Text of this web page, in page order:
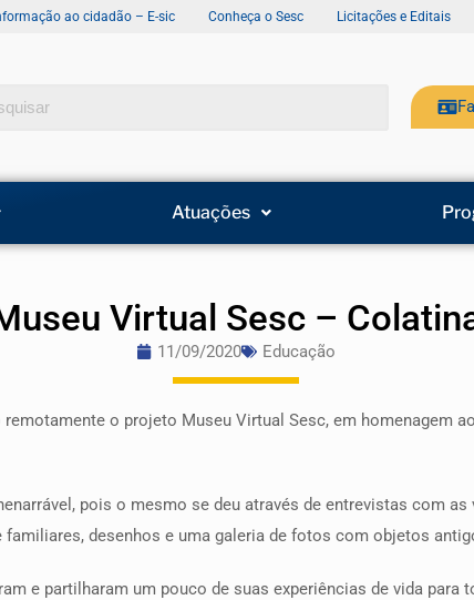
ao cidadão – E-sic Conheça o Sesc Licitações e Editais
Atuações
Virtual Sesc –
11/09/2020 Educação
o projeto Museu Virtual Sesc, em homenagem
pois o mesmo se deu através de entrevistas com
desenhos e uma galeria de fotos com objetos
e partilharam um pouco de suas experiências de vida para